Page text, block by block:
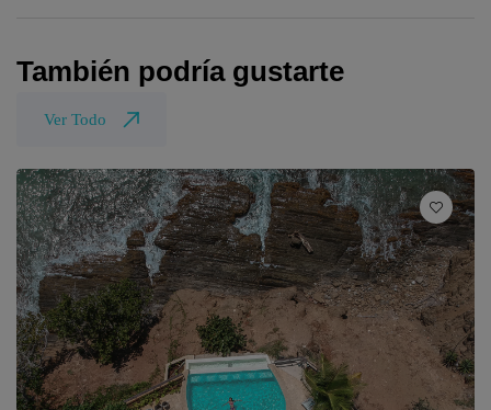
También podría gustarte
Ver Todo